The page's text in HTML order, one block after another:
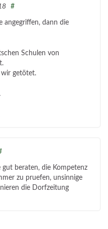
#
angegriffen, dann die
Schulen von
getötet.
beraten, die Kompetenz
zu pruefen, unsinnige
die Dorfzeitung